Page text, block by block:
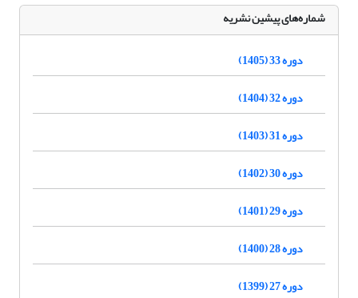
شماره‌های پیشین نشریه
دوره 33 (1405)
دوره 32 (1404)
دوره 31 (1403)
دوره 30 (1402)
دوره 29 (1401)
دوره 28 (1400)
دوره 27 (1399)